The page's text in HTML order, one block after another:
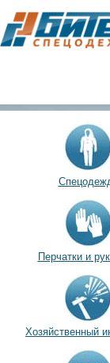
Перчатки и
Хозяйственный